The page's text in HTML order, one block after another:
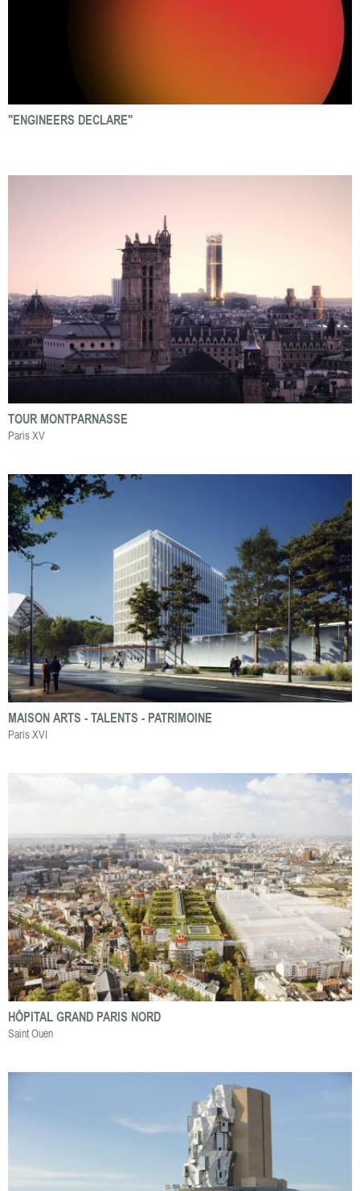
"ENGINEERS DECLARE"
TOUR MONTPARNASSE
Paris XV
MAISON ARTS - TALENTS - PATRIMOINE
Paris XVI
HÔPITAL GRAND PARIS NORD
Saint Ouen